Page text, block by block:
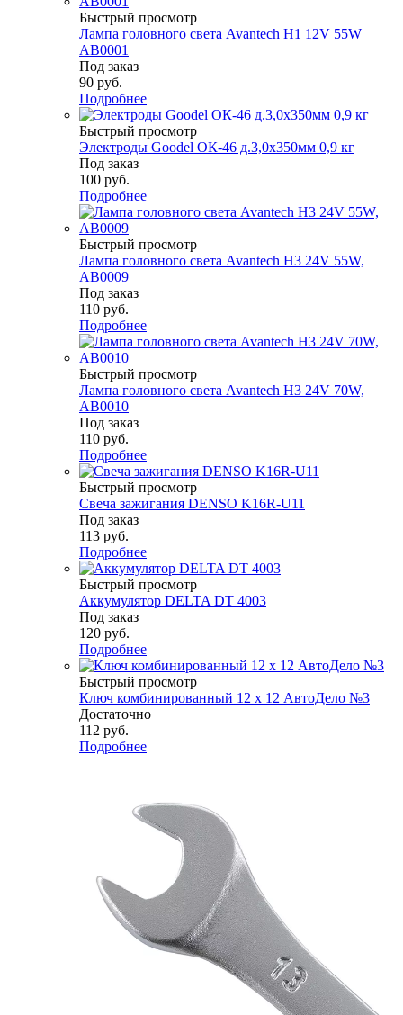
Быстрый просмотр
Лампа головного света Avantech H1 12V 55W
AB0001
Под заказ
90 руб.
Подробнее
Быстрый просмотр
Электроды Goodel ОК-46 д.3,0х350мм 0,9 кг
Под заказ
100 руб.
Подробнее
Быстрый просмотр
Лампа головного света Avantech H3 24V 55W,
AB0009
Под заказ
110 руб.
Подробнее
Быстрый просмотр
Лампа головного света Avantech H3 24V 70W,
AB0010
Под заказ
110 руб.
Подробнее
Быстрый просмотр
Свеча зажигания DENSO K16R-U11
Под заказ
113 руб.
Подробнее
Быстрый просмотр
Аккумулятор DELTA DT 4003
Под заказ
120 руб.
Подробнее
Быстрый просмотр
Ключ комбинированный 12 х 12 АвтоДело №3
Достаточно
112 руб.
Подробнее